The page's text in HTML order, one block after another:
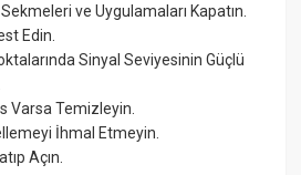
Sekmeleri ve Uygulamaları Kapatın.
Edin.
Sinyal Seviyesinin Güçlü
Varsa Temizleyin.
İhmal Etmeyin.
Açın.